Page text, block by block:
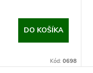
DO KOŠÍKA
Kód: 0698